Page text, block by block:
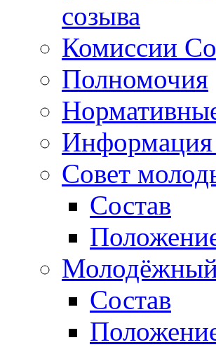
созыва
Комиссии
Полномочия
Информация
Совет
Состав
Состав